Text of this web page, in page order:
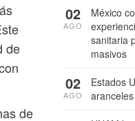
de
de
México
sanitaria
masivos
02
AGO
Estados
02
AGO